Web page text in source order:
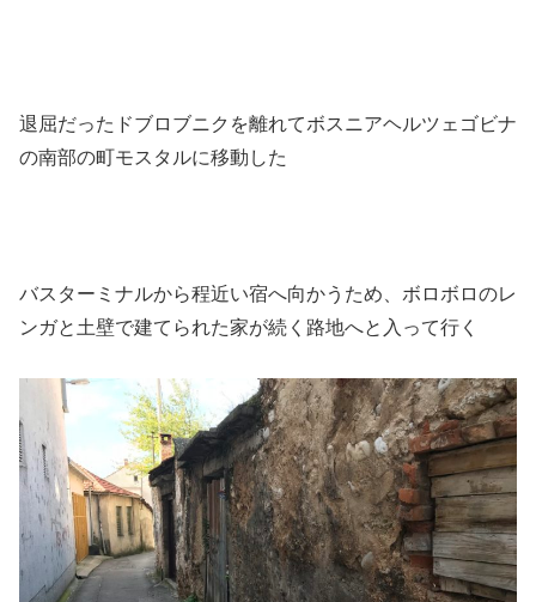
退屈だったドブロブニクを離れてボスニアヘルツェゴビナ
の南部の町モスタルに移動した
バスターミナルから程近い宿へ向かうため、ボロボロのレ
ンガと土壁で建てられた家が続く路地へと入って行く